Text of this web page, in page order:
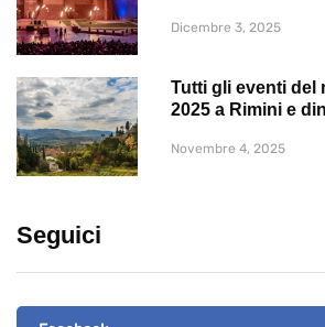
Dicembre 3, 2025
Tutti gli eventi del
2025 a Rimini e
Novembre 4, 2025
Seguici